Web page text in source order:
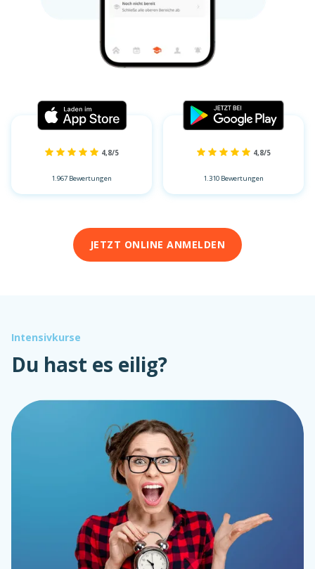
4,8/5
1.967 Bewertungen
4,8/5
1.310 Bewertungen
JETZT ONLINE ANMELDEN
Intensivkurse
Du hast es eilig?